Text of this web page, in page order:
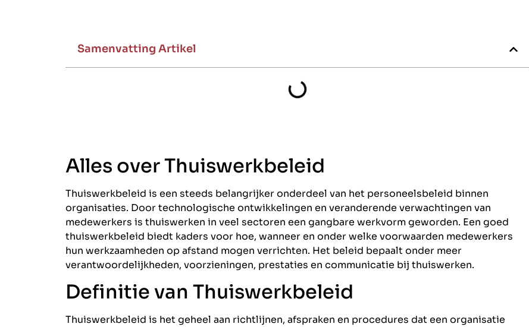
Samenvatting Artikel
Alles over Thuiswerkbeleid
Thuiswerkbeleid is een steeds belangrijker onderdeel van het personeelsbeleid binnen
organisaties. Door technologische ontwikkelingen en veranderende verwachtingen van
medewerkers is thuiswerken in veel sectoren een gangbare werkvorm geworden. Een goed
thuiswerkbeleid biedt kaders voor hoe, wanneer en onder welke voorwaarden medewerkers
hun werkzaamheden op afstand mogen verrichten. Het beleid bepaalt onder meer
verantwoordelijkheden, voorzieningen, prestaties en communicatie bij thuiswerken.
Definitie van Thuiswerkbeleid
Thuiswerkbeleid is het geheel aan richtlijnen, afspraken en procedures dat een organisatie